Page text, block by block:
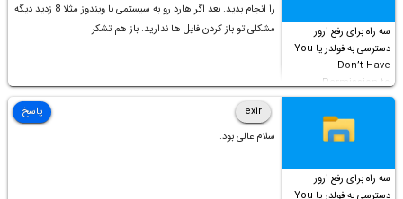
سه راه برای رفع ارور
دسترسی به فولدر یا You
Don’t Have
Permission to
Access this folder
را انجام بدید. بعد اگر هارد رو به سیستمی با ویندوز مثلا 8 زدید دیگه
مشکلی تو باز کردن فایل ها ندارید. باز هم تشکر
سه راه برای رفع ارور
دسترسی به فولدر یا You
exir
سلام عالی بود.
پاسخ